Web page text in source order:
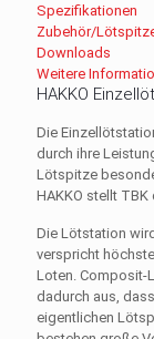
Spezifikationen
Zubehör/
Downloads
Weitere
HAKKO
Die
durch ihre
Lötspitze
HAKKO stellt
Die Lötstation
verspricht
Loten. Composit-
dadurch aus,
eigentlichen